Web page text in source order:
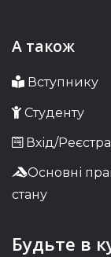
А також
Вступнику
Студенту
Вхід/
Основні
стану
Будьте в